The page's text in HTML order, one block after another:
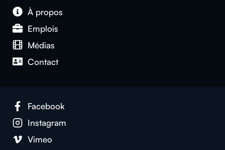
À propos
Emplois
Médias
Contact
Facebook
Instagram
Vimeo